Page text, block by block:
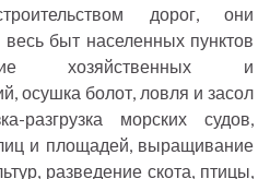
дорог, они
быт населенных пунктов
хозяйственных и
осушка болот, ловля и засол
разгрузка морских судов,
и площадей, выращивание
разведение скота, птицы,